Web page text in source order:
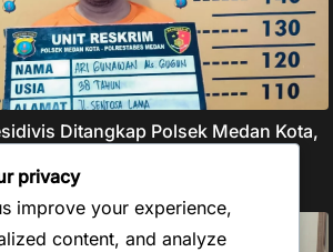
Ditangkap Polsek Medan Kota,
privacy
improve your experience,
content, and analyze